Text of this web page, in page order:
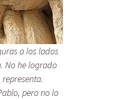
a los lados
No he logrado
pero no lo